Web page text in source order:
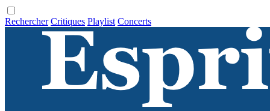
Rechercher Critiques Playlist Concerts